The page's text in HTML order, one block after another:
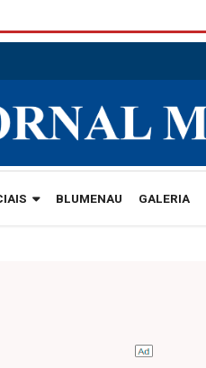
BLUMENAU GALERIA